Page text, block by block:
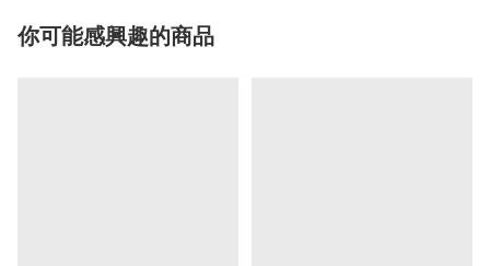
你可能感興趣的商品